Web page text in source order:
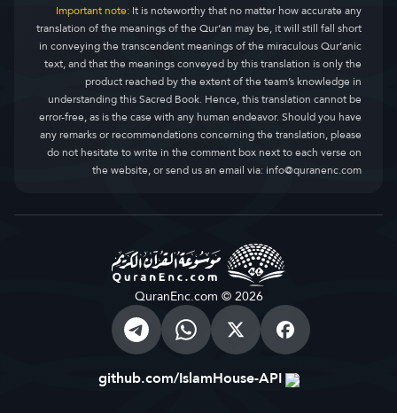
Important note:It is noteworthy that no matter how accurate any
translation of the meanings of the Qur’an may be, it will still fall short
in conveying the transcendent meanings of the miraculous Qur’anic
text, and that the meanings conveyed by this translation is only the
product reached by the extent of the team’s knowledge in
understanding this Sacred Book. Hence, this translation cannot be
error-free, as is the case with any human endeavor. Should you have
any remarks or recommendations concerning the translation, please
do not hesitate to write in the comment box next to each verse on
the website, or send us an email via:info@quranenc.com
QuranEnc.com © 2026
github.com/IslamHouse-API